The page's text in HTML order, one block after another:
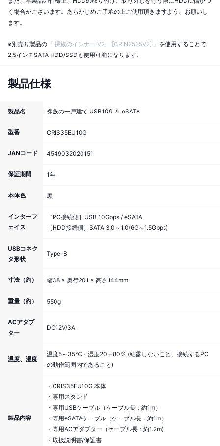
く場合がございます。あらかじめご了承の上ご使用頂きますよう、お願いし
ます。
※別売り製品の 『 裸族のインナー V2 [CRIN2535V2] 』 を使用することで
2.5インチSATA HDD/SSDも使用可能になります。
製品仕様
製品名 裸族の一戸建て USB10G ＆ eSATA
型番 CRIS35EU10G
JANコード 4549032020151
保証期間 1年
本体色 黒
インターフ
ェイス
［PC接続側］USB 10Gbps / eSATA
［HDD接続側］SATA 3.0～1.0(6G～1.5Gbps)
USBコネク
タ形状
Type-B
寸法（約） 幅38 × 奥行201 × 高さ144mm
重量（約） 550g
ACアダプ
ター
DC12V/3A
温度、湿度
温度5～35℃・湿度20～80％ (結露しないこと、接続するPC
の動作範囲内であること)
製品内容
・CRIS35EU10G 本体
・専用スタンド
・専用USBケーブル（ケーブル長：約1m）
・専用eSATAケーブル（ケーブル長：約1m）
・専用ACアダプター（ケーブル長：約1.2m)
・取扱説明書/保証書